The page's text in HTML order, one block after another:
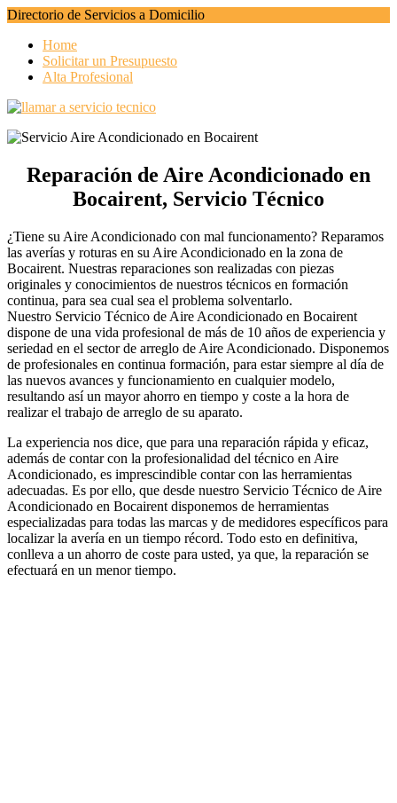
Directorio de Servicios a Domicilio
Home
Solicitar un Presupuesto
Alta Profesional
Reparación de Aire Acondicionado en
Bocairent, Servicio Técnico
¿Tiene su Aire Acondicionado con mal funcionamento? Reparamos
las averías y roturas en su Aire Acondicionado en la zona de
Bocairent. Nuestras reparaciones son realizadas con piezas
originales y conocimientos de nuestros técnicos en formación
continua, para sea cual sea el problema solventarlo.
Nuestro Servicio Técnico de Aire Acondicionado en Bocairent
dispone de una vida profesional de más de 10 años de experiencia y
seriedad en el sector de arreglo de Aire Acondicionado. Disponemos
de profesionales en continua formación, para estar siempre al día de
las nuevos avances y funcionamiento en cualquier modelo,
resultando así un mayor ahorro en tiempo y coste a la hora de
realizar el trabajo de arreglo de su aparato.
La experiencia nos dice, que para una reparación rápida y eficaz,
además de contar con la profesionalidad del técnico en Aire
Acondicionado, es imprescindible contar con las herramientas
adecuadas. Es por ello, que desde nuestro Servicio Técnico de Aire
Acondicionado en Bocairent disponemos de herramientas
especializadas para todas las marcas y de medidores específicos para
localizar la avería en un tiempo récord. Todo esto en definitiva,
conlleva a un ahorro de coste para usted, ya que, la reparación se
efectuará en un menor tiempo.